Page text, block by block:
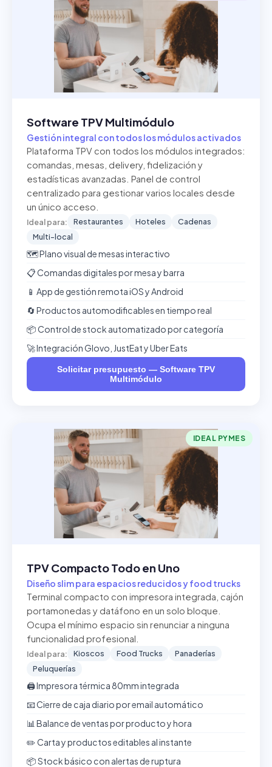
Software TPV Multimódulo
Gestión integral con todos los módulos activados
Plataforma TPV con todos los módulos integrados:
comandas, mesas, delivery, fidelización y
estadísticas avanzadas. Panel de control
centralizado para gestionar varios locales desde
un único acceso.
Ideal para: Restaurantes Hoteles
Cadenas
Multi-local
🗺️ Plano visual de mesas interactivo
📋 Comandas digitales por mesa y barra
📱 App de gestión remota iOS y Android
🔄 Productos automodificables en tiempo real
📦 Control de stock automatizado por categoría
🚀 Integración Glovo, JustEat y Uber Eats
Solicitar presupuesto — Software TPV
Multimódulo
IDEAL PYMES
TPV Compacto Todo en Uno
Diseño slim para espacios reducidos y food trucks
Terminal compacto con impresora integrada, cajón
portamonedas y datáfono en un solo bloque.
Ocupa el mínimo espacio sin renunciar a ninguna
funcionalidad profesional.
Ideal para: Kioscos Food Trucks
Panaderías
Peluquerías
🖨️ Impresora térmica 80mm integrada
📧 Cierre de caja diario por email automático
📊 Balance de ventas por producto y hora
✏️ Carta y productos editables al instante
📦 Stock básico con alertas de ruptura